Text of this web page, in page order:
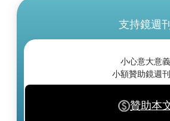
支持鏡週
小心意大意義
小額贊助鏡週刊
贊助本